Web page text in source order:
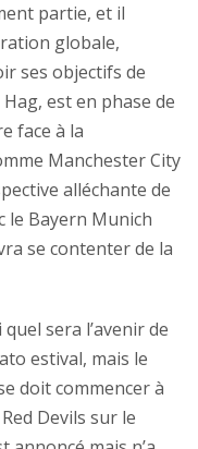
partie, et il
globale,
ses objectifs de
est en phase de
face à la
Manchester City
alléchante de
le Bayern Munich
se contenter de la
sera l’avenir de
estival, mais le
doit commencer à
Devils sur le